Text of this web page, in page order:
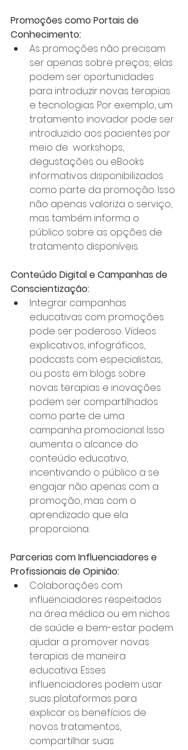
Promoções como Portais de
Conhecimento:
As promoções não precisam
ser apenas sobre preços; elas
podem ser oportunidades
para introduzir novas terapias
e tecnologias. Por exemplo, um
tratamento inovador pode ser
introduzido aos pacientes por
meio de  workshops,
degustações ou eBooks
informativos disponibilizados
como parte da promoção. Isso
não apenas valoriza o serviço,
mas também informa o
público sobre as opções de
tratamento disponíveis.
Conteúdo Digital e Campanhas de
Conscientização:
Integrar campanhas
educativas com promoções
pode ser poderoso. Vídeos
explicativos, infográficos,
podcasts com especialistas,
ou posts em blogs sobre
novas terapias e inovações
podem ser compartilhados
como parte de uma
campanha promocional. Isso
aumenta o alcance do
conteúdo educativo,
incentivando o público a se
engajar não apenas com a
promoção, mas com o
aprendizado que ela
proporciona.
Parcerias com Influenciadores e
Profissionais de Opinião:
Colaborações com
influenciadores respeitados
na área médica ou em nichos
de saúde e bem-estar podem
ajudar a promover novas
terapias de maneira
educativa. Esses
influenciadores podem usar
suas plataformas para
explicar os benefícios de
novos tratamentos,
compartilhar suas